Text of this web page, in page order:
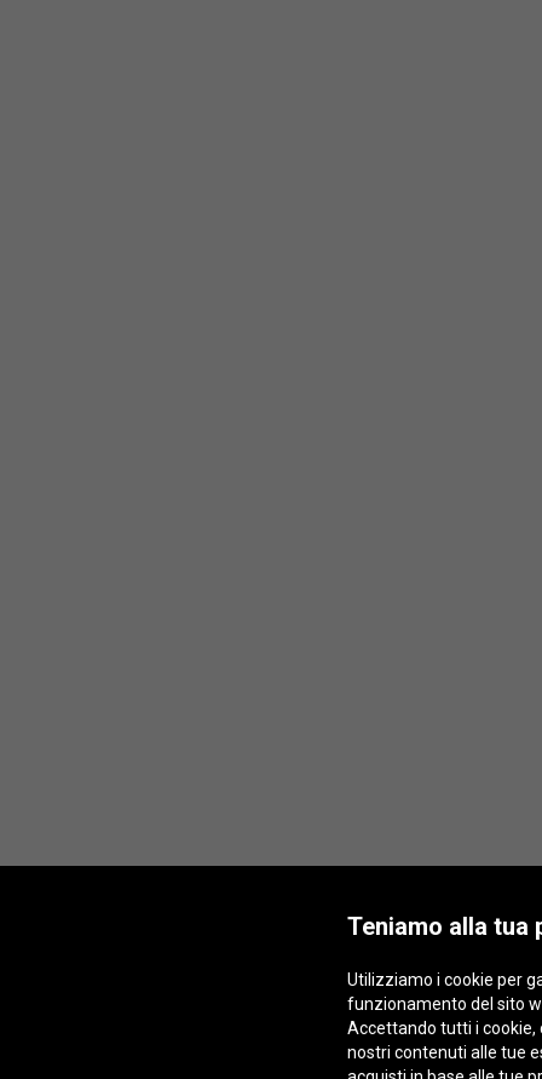
Teniamo alla tua
Utilizziamo i cookie per
funzionamento del sito
Accettando tutti i
nostri contenuti alle tue